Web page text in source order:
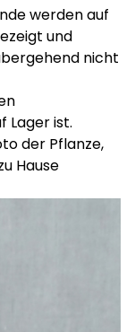
werden auf
und
nicht
Lager ist.
der Pflanze,
Hause